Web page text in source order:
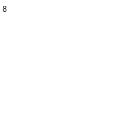
8 الأشخاص بأسم سيف صوت على اسمائهم . من فضلك